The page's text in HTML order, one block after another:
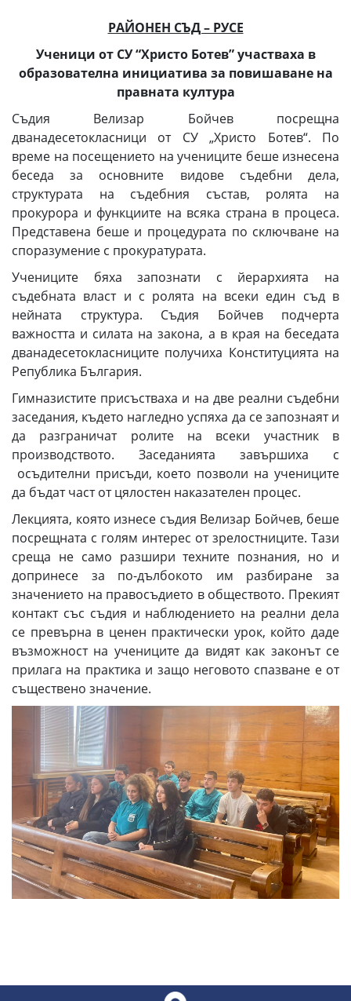
РАЙОНЕН СЪД – РУСЕ
Ученици от СУ “Христо Ботев” участваха в
образователна инициатива за повишаване на
правната култура
Съдия Велизар Бойчев посрещна
дванадесетокласници от СУ „Христо Ботев“. По
време на посещението на учениците беше изнесена
беседа за основните видове съдебни дела,
структурата на съдебния състав, ролята на
прокурора и функциите на всяка страна в процеса.
Представена беше и процедурата по сключване на
споразумение с прокуратурата.
Учениците бяха запознати с йерархията на
съдебната власт и с ролята на всеки един съд в
нейната структура. Съдия Бойчев подчерта
важността и силата на закона, а в края на беседата
дванадесетокласниците получиха Конституцията на
Република България.
Гимназистите присъстваха и на две реални съдебни
заседания, където нагледно успяха да се запознаят и
да разграничат ролите на всеки участник в
производството. Заседанията завършиха с
осъдителни присъди, което позволи на учениците
да бъдат част от цялостен наказателен процес.
Лекцията, която изнесе съдия Велизар Бойчев, беше
посрещната с голям интерес от зрелостниците. Тази
среща не само разшири техните познания, но и
допринесе за по-дълбокото им разбиране за
значението на правосъдието в обществото. Прекият
контакт със съдия и наблюдението на реални дела
се превърна в ценен практически урок, който даде
възможност на учениците да видят как законът се
прилага на практика и защо неговото спазване е от
съществено значение.